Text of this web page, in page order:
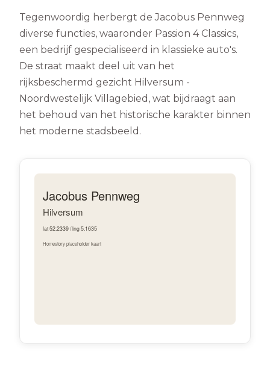
Tegenwoordig herbergt de Jacobus Pennweg
diverse functies, waaronder Passion 4 Classics,
een bedrijf gespecialiseerd in klassieke auto's.
De straat maakt deel uit van het
rijksbeschermd gezicht Hilversum -
Noordwestelijk Villagebied, wat bijdraagt aan
het behoud van het historische karakter binnen
het moderne stadsbeeld.